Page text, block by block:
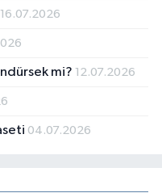
16.07.2026
mi? 12.07.2026
04.07.2026